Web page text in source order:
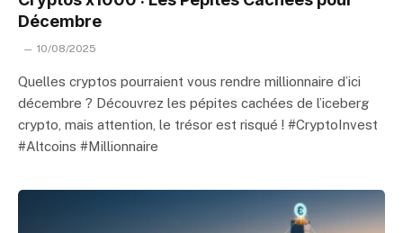
Décembre
10/08/2025
Quelles cryptos pourraient vous rendre millionnaire d’ici
décembre ? Découvrez les pépites cachées de l’iceberg
crypto, mais attention, le trésor est risqué ! #CryptoInvest
#Altcoins #Millionnaire